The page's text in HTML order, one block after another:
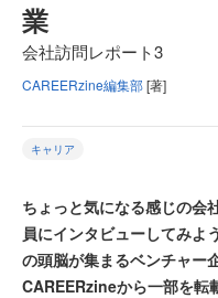
業
会社訪問レポート3
CAREERzine編集部[著]
キャリア
ちょっと気になる感じの会
員にインタビューしてみよ
の頭脳が集まるベンチャー
CAREERzineから一部を転